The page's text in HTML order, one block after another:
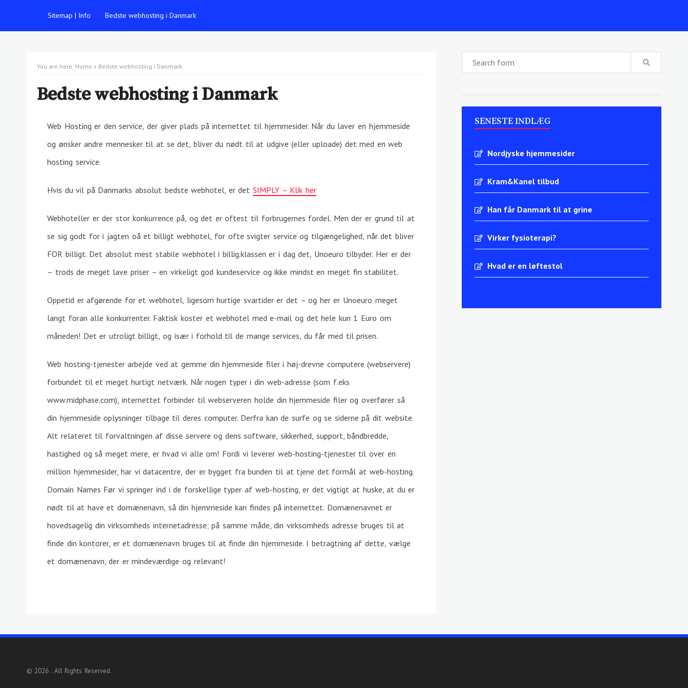
Sitemap | Info Bedste webhosting i Danmark
You are here: Home » Bedste webhosting i Danmark
Bedste webhosting i Danmark
Web Hosting er den service, der giver plads på internettet til hjemmesider. Når du laver en hjemmeside
og ønsker andre mennesker til at se det, bliver du nødt til at udgive (eller uploade) det med en web
hosting service.
Hvis du vil på Danmarks absolut bedste webhotel, er detSIMPLY – Klik her
Webhoteller er der stor konkurrence på, og det er oftest til forbrugernes fordel. Men der er grund til at
se sig godt for i jagten oå et billigt webhotel, for ofte svigter service og tilgængelighed, når det bliver
FOR billigt. Det absolut mest stabile webhotel i billig.klassen er i dag det, Unoeuro tilbyder. Her er der
– trods de meget lave priser – en virkeligt god kundeservice og ikke mindst en meget fin stabilitet.
Oppetid er afgørende for et webhotel, ligesom hurtige svartider er det – og her er Unoeuro meget
langt foran alle konkurrenter. Faktisk koster et webhotel med e-mail og det hele kun 1 Euro om
måneden! Det er utroligt billigt, og især i forhold til de mange services, du får med til prisen.
Web hosting-tjenester arbejde ved at gemme din hjemmeside filer i høj-drevne computere (webservere)
forbundet til et meget hurtigt netværk. Når nogen typer i din web-adresse (som f.eks
www.midphase.com), internettet forbinder til webserveren holde din hjemmeside filer og overfører så
din hjemmeside oplysninger tilbage til deres computer. Derfra kan de surfe og se siderne på dit website.
Alt relateret til forvaltningen af ​​disse servere og dens software, sikkerhed, support, båndbredde,
hastighed og så meget mere, er hvad vi alle om! Fordi vi leverer web-hosting-tjenester til over en
million hjemmesider, har vi datacentre, der er bygget fra bunden til at tjene det formål at web-hosting.
Domain Names Før vi springer ind i de forskellige typer af web-hosting, er det vigtigt at huske, at du er
nødt til at have et domænenavn, så din hjemmeside kan findes på internettet. Domænenavnet er
hovedsagelig din virksomheds internetadresse; på samme måde, din virksomheds adresse bruges til at
finde din kontorer, er et domænenavn bruges til at finde din hjemmeside. I betragtning af dette, vælge
et domænenavn, der er mindeværdige og relevant!
SENESTE INDLÆG
Nordjyske hjemmesider
Kram&Kanel tilbud
Han får Danmark til at grine
Virker fysioterapi?
Hvad er en løftestol
© 2026 . All Rights Reserved.